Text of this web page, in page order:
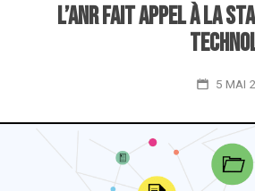
L’ANR fait appel à la
5 MAI